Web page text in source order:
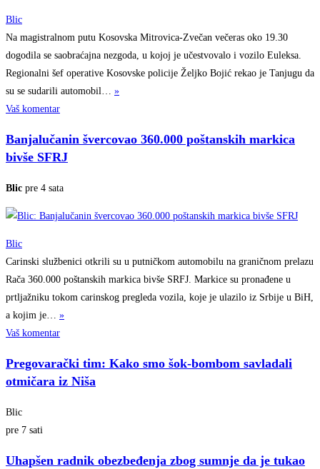
Blic
Na magistralnom putu Kosovska Mitrovica-Zvečan večeras oko 19.30
dogodila se saobraćajna nezgoda, u kojoj je učestvovalo i vozilo Euleksa.
Regionalni šef operative Kosovske policije Željko Bojić rekao je Tanjugu da
su se sudarili automobil… »
Vaš komentar
Banjalučanin švercovao 360.000 poštanskih markica
bivše SFRJ
Blic pre 4 sata
Blic
Carinski službenici otkrili su u putničkom automobilu na graničnom prelazu
Rača 360.000 poštanskih markica bivše SRFJ. Markice su pronađene u
prtljažniku tokom carinskog pregleda vozila, koje je ulazilo iz Srbije u BiH,
a kojim je… »
Vaš komentar
Pregovarački tim: Kako smo šok-bombom savladali
otmičara iz Niša
Blic
pre 7 sati
Uhapšen radnik obezbeđenja zbog sumnje da je tukao